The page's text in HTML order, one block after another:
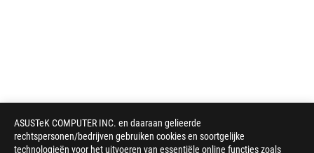
ASUSTeK COMPUTER INC. en daaraan gelieerde
rechtspersonen/bedrijven gebruiken cookies en soortgelijke
technologieën voor het uitvoeren van essentiële online functies zoals